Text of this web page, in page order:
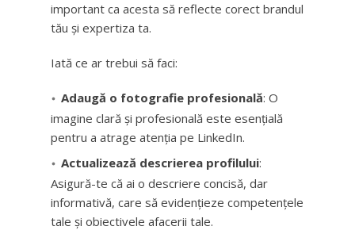
important ca acesta să reflecte corect brandul
tău și expertiza ta.
Iată ce ar trebui să faci:
Adaugă o fotografie profesională: O
imagine clară și profesională este esențială
pentru a atrage atenția pe LinkedIn.
Actualizează descrierea profilului:
Asigură-te că ai o descriere concisă, dar
informativă, care să evidențieze competențele
tale și obiectivele afacerii tale.